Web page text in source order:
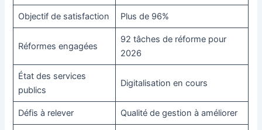
Objectif de satisfaction Plus de 96%
Réformes engagées
92 tâches de réforme pour
2026
État des services
publics
Digitalisation en cours
Défis à relever Qualité de gestion à améliorer